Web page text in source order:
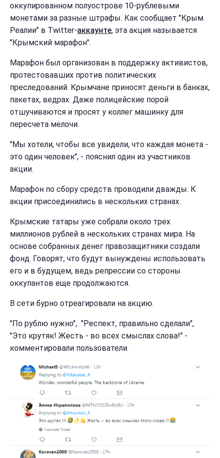
оккупированном полуострове 10-рублевыми
монетами за разные штрафы. Как сообщает "Крым.
Реалии" в Twitter-аккаунте, эта акция называется
"Крымский марафон".
Марафон был организован в поддержку активистов,
протестовавших против политических
преследований. Крымчане приносят деньги в банках,
пакетах, ведрах. Даже полицейские порой
отшучиваются и просят у коллег машинку для
пересчета мелочи.
"Мы хотели, чтобы все увидели, что каждая монета -
это один человек", - пояснил один из участников
акции.
Марафон по сбору средств проводили дважды. К
акции присоединились в нескольких странах.
Крымские татары уже собрали около трех
миллионов рублей в нескольких странах мира. На
основе собранных денег правозащитники создали
фонд. Говорят, что будут вынуждены использовать
его и в будущем, ведь репрессии со стороны
оккупантов еще продолжаются.
В сети бурно отреагировали на акцию.
"По рублю нужно", "Респект, правильно сделали",
"Это крутяк! Жесть - во всех смыслах слова!" -
комментировали пользователи.